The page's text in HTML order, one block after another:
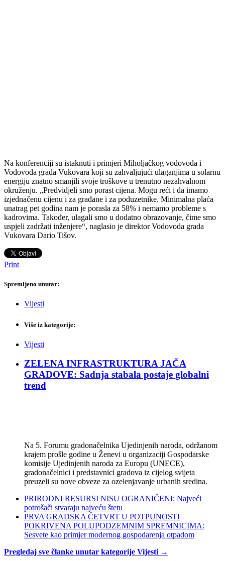
Na konferenciji su istaknuti i primjeri Miholjačkog vodovoda i
Vodovoda grada Vukovara koji su zahvaljujući ulaganjima u solarnu
energiju znatno smanjili svoje troškove u trenutno nezahvalnom
okruženju. „Predvidjeli smo porast cijena. Mogu reći i da imamo
izjednačenu cijenu i za građane i za poduzetnike. Minimalna plaća
unatrag pet godina nam je porasla za 58% i nemamo probleme s
kadrovima. Također, ulagali smo u dodatno obrazovanje, čime smo
uspjeli zadržati inženjere“, naglasio je direktor Vodovoda grada
Vukovara Dario Tišov.
Print
Spremljeno unutar:
Vijesti
Više iz kategorije:
Vijesti
ZELENA INFRASTRUKTURA JAČA
GRADOVE: Sadnja stabala postaje globalni
trend
Na 5. Forumu gradonačelnika Ujedinjenih naroda, održanom
krajem prošle godine u Ženevi u organizaciji Gospodarske
komisije Ujedinjenih naroda za Europu (UNECE),
gradonačelnici i predstavnici gradova iz cijelog svijeta
preuzeli su nove obveze za ozelenjavanje urbanih sredina.
PRIRODNI RESURSI NISU OGRANIČENI: Najveći
potrošači stvaraju najveću štetu
PRVA GRADSKA ČETVRT U POTPUNOSTI
POKRIVENA POLUPODZEMNIM SPREMNICIMA:
Sesvete kao primjer modernog gospodarenja otpadom
Pregledaj sve članke unutar kategorije Vijesti →